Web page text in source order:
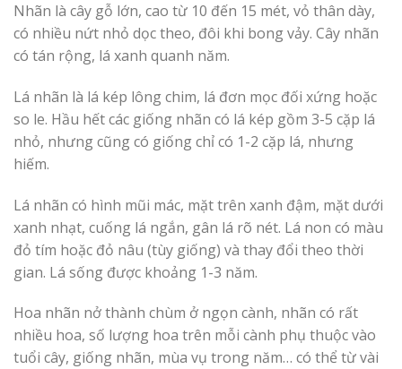
Nhãn là cây gỗ lớn, cao từ 10 đến 15 mét, vỏ thân dày,
có nhiều nứt nhỏ dọc theo, đôi khi bong vảy. Cây nhãn
có tán rộng, lá xanh quanh năm.
Lá nhãn là lá kép lông chim, lá đơn mọc đối xứng hoặc
so le. Hầu hết các giống nhãn có lá kép gồm 3-5 cặp lá
nhỏ, nhưng cũng có giống chỉ có 1-2 cặp lá, nhưng
hiếm.
Lá nhãn có hình mũi mác, mặt trên xanh đậm, mặt dưới
xanh nhạt, cuống lá ngắn, gân lá rõ nét. Lá non có màu
đỏ tím hoặc đỏ nâu (tùy giống) và thay đổi theo thời
gian. Lá sống được khoảng 1-3 năm.
Hoa nhãn nở thành chùm ở ngọn cành, nhãn có rất
nhiều hoa, số lượng hoa trên mỗi cành phụ thuộc vào
tuổi cây, giống nhãn, mùa vụ trong năm… có thể từ vài